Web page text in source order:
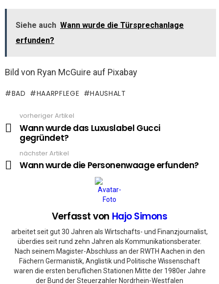
Siehe auch Wann wurde die Türsprechanlage
erfunden?
Bild von Ryan McGuire auf Pixabay
BAD HAARPFLEGE HAUSHALT
more
vorheriger Artikel
Wann wurde das Luxuslabel Gucci
gegründet?
nächster Artikel
Wann wurde die Personenwaage erfunden?
Verfasst von Hajo Simons
arbeitet seit gut 30 Jahren als Wirtschafts- und Finanzjournalist,
überdies seit rund zehn Jahren als Kommunikationsberater.
Nach seinem Magister-Abschluss an der RWTH Aachen in den
Fächern Germanistik, Anglistik und Politische Wissenschaft
waren die ersten beruflichen Stationen Mitte der 1980er Jahre
der Bund der Steuerzahler Nordrhein-Westfalen